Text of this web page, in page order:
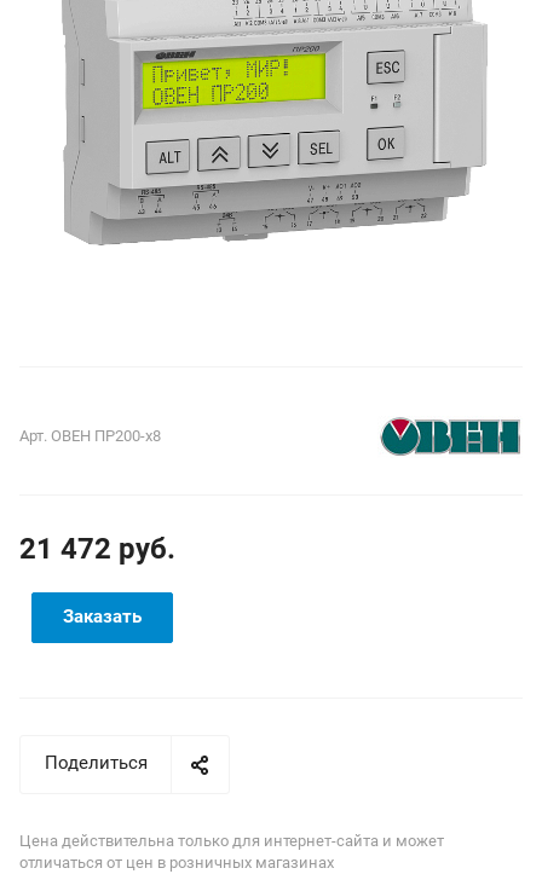
Арт. ОВЕН ПР200-х8
21 472 руб.
Заказать
Поделиться
Цена действительна только для интернет-сайта и может
отличаться от цен в розничных магазинах